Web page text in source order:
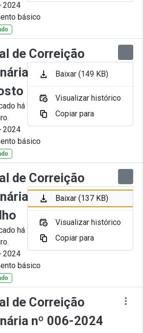
2024
básico
de Correição
nº 008-2024
há 11 Meses por Juliana
2024
básico
de Correição
nº 007-2024
há 11 Meses por Juliana
2024
básico
de Correição
nº 006-2024
Baixar (149 KB)
Visualizar histórico
Copiar para
Baixar (137 KB)
Visualizar histórico
Copiar para